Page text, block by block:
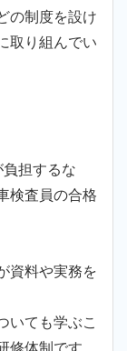
の制度を設け
取り組んでい
担するな
検査員の合格
資料や実務を
いても学ぶこ
修体制です。